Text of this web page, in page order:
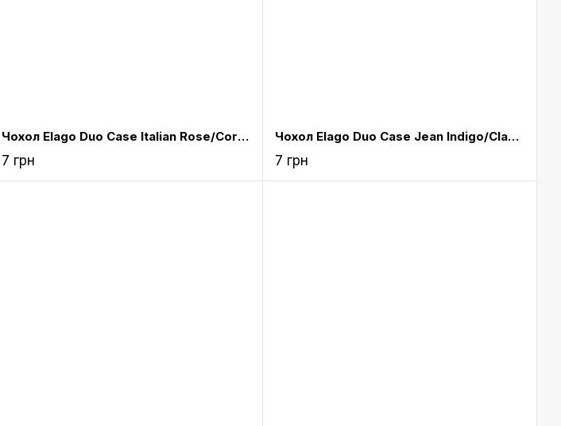
Чохол Elago Duo Case Italian Rose/Coral Blue/Yellow for Airpods (EAPDO-IRO-CBLYE)
7 грн
Чохол Elago Duo Case Jean Indigo/Classic White/Yellow for Airpods (EAPDO-JIN-CWHYE)
7 грн